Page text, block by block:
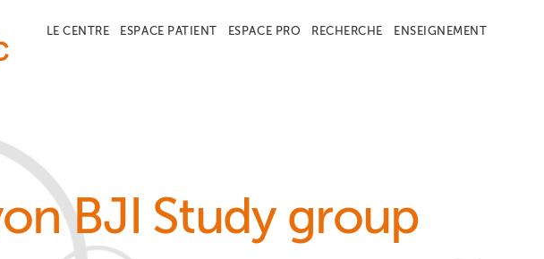
LE CENTRE ESPACE PATIENT ESPACE PRO RECHERCHE ENSEIGNEMENT
BJI Study group